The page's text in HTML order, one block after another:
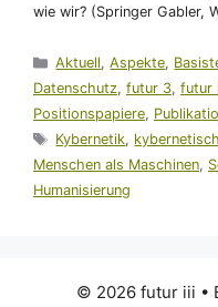
wie wir? (Springer Gabler,
Kategorien
Aktuell,Aspekte,
Datenschutz, futur 3, futur
Positionspapiere,
Schlagwörter
Kybernetik,
Menschen als Maschinen,
Humanisierung
© 2026 futur iii •